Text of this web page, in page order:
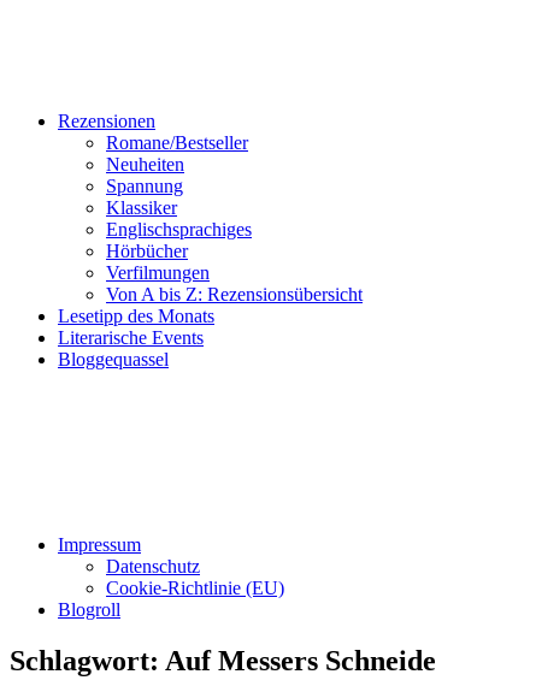
Rezensionen
Romane/Bestseller
Neuheiten
Spannung
Klassiker
Englischsprachiges
Hörbücher
Verfilmungen
Von A bis Z: Rezensionsübersicht
Lesetipp des Monats
Literarische Events
Bloggequassel
Impressum
Datenschutz
Cookie-Richtlinie (EU)
Blogroll
Schlagwort: Auf Messers Schneide